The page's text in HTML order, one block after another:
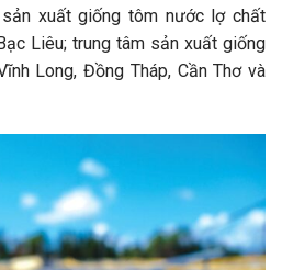
xuất giống tôm nước lợ chất
Liêu; trung tâm sản xuất giống
Long, Đồng Tháp, Cần Thơ và